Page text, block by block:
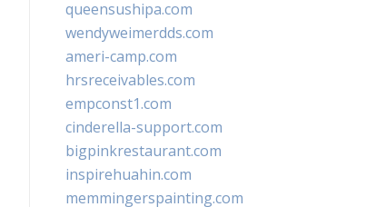
queensushipa.com
wendyweimerdds.com
ameri-camp.com
hrsreceivables.com
empconst1.com
cinderella-support.com
bigpinkrestaurant.com
inspirehuahin.com
memmingerspainting.com